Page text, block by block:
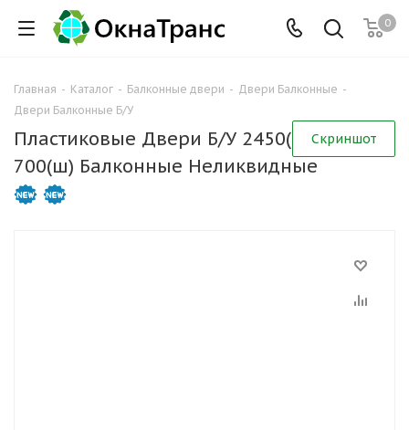
0
Главная - Каталог - Балконные двери - Двери Балконные -
Двери Балконные Б/У
Скриншот
Пластиковые Двери Б/У 2450(в) х
700(ш) Балконные Неликвидные